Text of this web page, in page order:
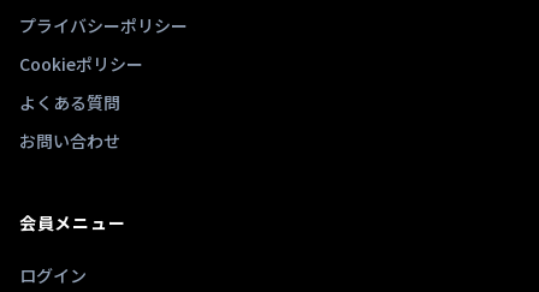
プライバシーポリシー
Cookieポリシー
よくある質問
お問い合わせ
会員メニュー
ログイン